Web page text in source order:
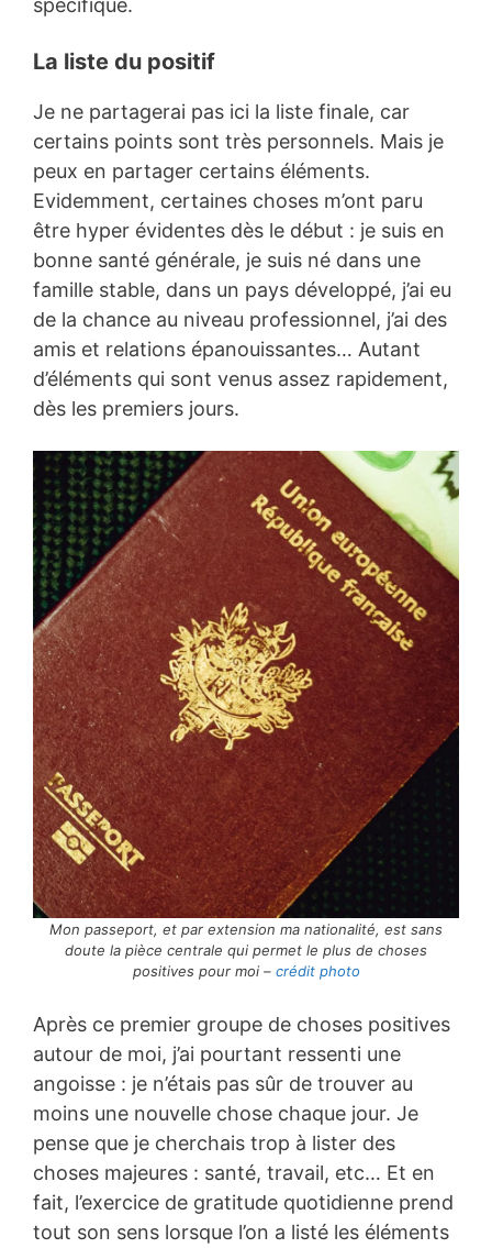
spécifique.
La liste du positif
Je ne partagerai pas ici la liste finale, car
certains points sont très personnels. Mais je
peux en partager certains éléments.
Evidemment, certaines choses m’ont paru
être hyper évidentes dès le début : je suis en
bonne santé générale, je suis né dans une
famille stable, dans un pays développé, j’ai eu
de la chance au niveau professionnel, j’ai des
amis et relations épanouissantes… Autant
d’éléments qui sont venus assez rapidement,
dès les premiers jours.
Mon passeport, et par extension ma nationalité, est sans
doute la pièce centrale qui permet le plus de choses
positives pour moi – crédit photo
Après ce premier groupe de choses positives
autour de moi, j’ai pourtant ressenti une
angoisse : je n’étais pas sûr de trouver au
moins une nouvelle chose chaque jour. Je
pense que je cherchais trop à lister des
choses majeures : santé, travail, etc… Et en
fait, l’exercice de gratitude quotidienne prend
tout son sens lorsque l’on a listé les éléments